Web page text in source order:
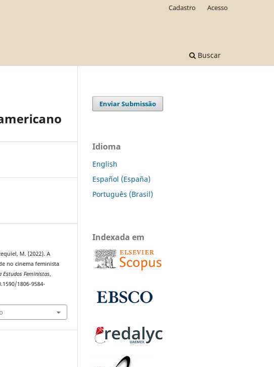
Buscar
Cadastro Acesso
M. (2022). A
no cinema feminista
Estudos Feministas,
1806-9584-
Enviar Submissão
Idioma
English
Español (España)
Português (Brasil)
Indexada em